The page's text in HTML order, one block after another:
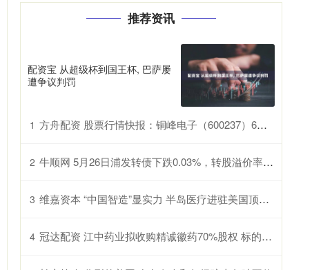
推荐资讯
配资宝 从超级杯到国王杯, 巴萨屡
遭争议判罚
1 方舟配资 股票行情快报：铜峰电子（600237）6月5日主力资金净卖出574.91万元
2 牛顺网 5月26日浦发转债下跌0.03%，转股溢价率17.94%
3 维嘉资本 “中国智造”显实力 半岛医疗进驻美国顶尖医疗机构
4 冠达配资 江中药业拟收购精诚徽药70%股权 标的刚发生药品召回